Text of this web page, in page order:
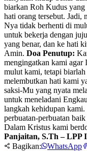
biarkan Roh Kudus
hati orang tersebut. Jadi,
Nya tidak berhenti di
untuk bekerja dengan
yang benar, dan ke hati
Amin. Doa Penutup:
mengingatkan kami
mulut kami, tetapi
melembutkan hati kami
saksi-Mu yang nyata
untuk meneladani
langkah kehidupan
perbuatan-perbuatan
Dalam Kristus kami
Panjaitan, S.Th –
Bagikan:
WhatsApp